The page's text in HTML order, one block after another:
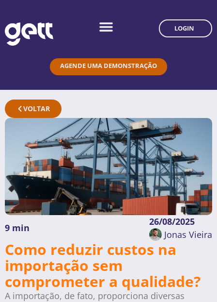
LOGIN
AGENDE UMA DEMONSTRAÇÃO
VOLTAR
9 min
26/08/2025
Jonas Vieira
Como reduzir custos na
importação sem
comprometer a qualidade?
A importação, de fato, proporciona diversas